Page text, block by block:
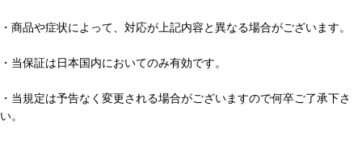
・商品や症状によって、対応が上記内容と異なる場合がございます。
・当保証は日本国内においてのみ有効です。
・当規定は予告なく変更される場合がございますので何卒ご了承下さ
い。